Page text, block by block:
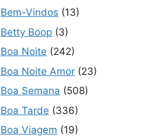
Bem-Vindos (13)
Betty Boop (3)
Boa Noite (242)
Boa Noite Amor (23)
Boa Semana (508)
Boa Tarde (336)
Boa Viagem (19)